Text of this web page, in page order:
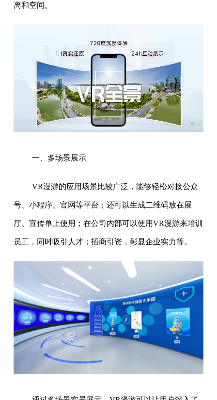
离和空间。
一、多场景展示
VR漫游的应用场景比较广泛，能够轻松对接公众
号、小程序、官网等平台；还可以生成二维码放在展
厅、宣传单上使用；在公司内部可以使用VR漫游来培训
员工，同时吸引人才；招商引资，彰显企业实力等。